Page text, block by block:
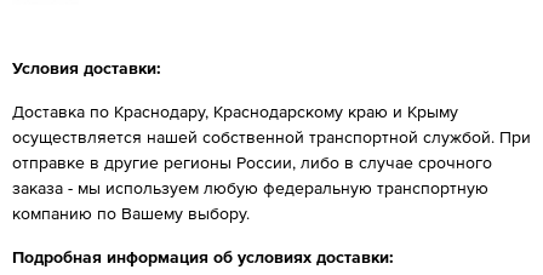
Условия доставки:
Доставка по Краснодару, Краснодарскому краю и Крыму
осуществляется нашей собственной транспортной службой. При
отправке в другие регионы России, либо в случае срочного
заказа - мы используем любую федеральную транспортную
компанию по Вашему выбору.
Подробная информация об условиях доставки: